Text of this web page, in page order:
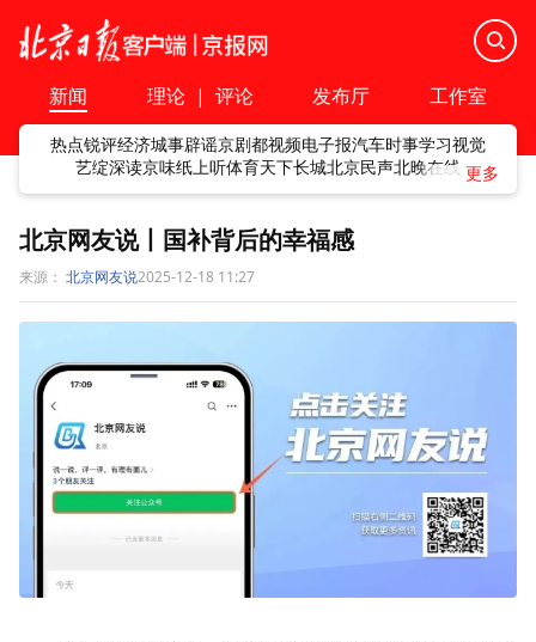
新闻 理论 | 评论 发布厅 工作室
热点锐评经济城事辟谣京剧都视频电子报汽车时事学习视觉
艺绽深读京味纸上听体育天下长城北京民声北晚在线
北京网友说丨国补背后的幸福感
来源： 北京网友说2025-12-18 11:27